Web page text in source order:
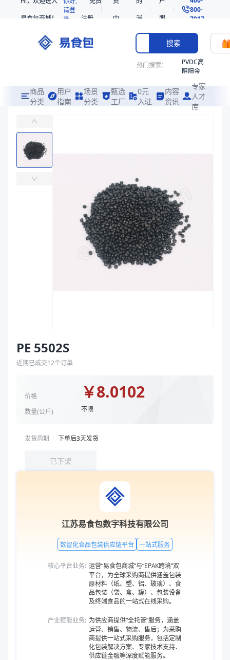
易食包商城！
请登
录
注册
中
消
息
服
务
800-
7017
搜索
热门搜索：
PVDC高
阻隔金
共挤热
收缩袋
热收缩
袋
拉伸膜
商品
分类
用户
指南
场景
分类
甄选
工厂
0元
入驻
内容
资讯
专家
人才
库
易食包（EPAK）专注于PE 5502S包装，提供详尽的规格参数、实物图
￥8.0102
商品参数
商品分类
PE 5502S
近期已成交12个订单
价格
数量(公斤)
￥8.0102
不限
发货周期 下单后3天发货
已下架
江苏易食包数字科技有限公司
数智化食品包装供应链平台 一站式服务
核心平台业务: 运营“易食包商城”与“EPAK跨境”双
平台，为全球采购商提供涵盖包装
原材料（纸、塑、铝、玻璃）、食
品包装（袋、盒、罐）、包装设备
及终端食品的一站式在线采购。
产业赋能业务: 为供应商提供“全托管”服务，涵盖
运营、销售、物流、售后；为采购
商提供一站式采购服务，包括定制
化包装解决方案、专家技术支持、
供应链金融等深度赋能服务。